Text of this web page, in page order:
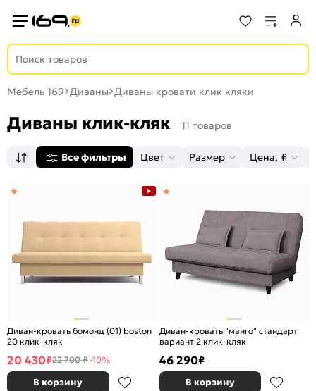
Мебель 169 Диваны Диваны кровати клик кляки
Диваны клик-кляк 11 товаров
Все фильтры Цвет Размер Цена, ₽
Диван-кровать бомонд (01) boston
20 клик-кляк
20 430₽22 700 ₽-10%
В корзину
Диван-кровать "манго" стандарт
вариант 2 клик-кляк
46 290₽
В корзину